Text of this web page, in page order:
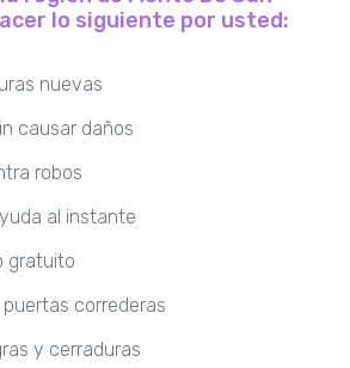
lo siguiente por usted:
nuevas
causar daños
robos
al instante
gratuito
correderas
y cerraduras